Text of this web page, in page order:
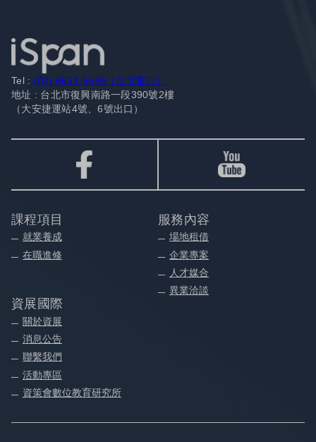
Tel : (02) 6631-6588（台北窗口）
地址 : 台北市復興南路一段390號2樓
（大安捷運站4號、6號出口）
課程項目
就業養成
在職進修
服務內容
場地租借
企業專案
人才媒合
異業洽談
資展國際
關於資展
消息公告
聯繫我們
活動專區
資策會數位教育研究所